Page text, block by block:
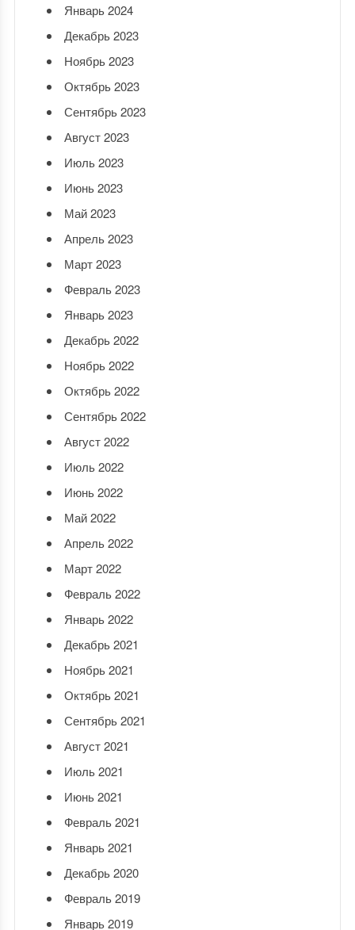
Январь 2024
Декабрь 2023
Ноябрь 2023
Октябрь 2023
Сентябрь 2023
Август 2023
Июль 2023
Июнь 2023
Май 2023
Апрель 2023
Март 2023
Февраль 2023
Январь 2023
Декабрь 2022
Ноябрь 2022
Октябрь 2022
Сентябрь 2022
Август 2022
Июль 2022
Июнь 2022
Май 2022
Апрель 2022
Март 2022
Февраль 2022
Январь 2022
Декабрь 2021
Ноябрь 2021
Октябрь 2021
Сентябрь 2021
Август 2021
Июль 2021
Июнь 2021
Февраль 2021
Январь 2021
Декабрь 2020
Февраль 2019
Январь 2019